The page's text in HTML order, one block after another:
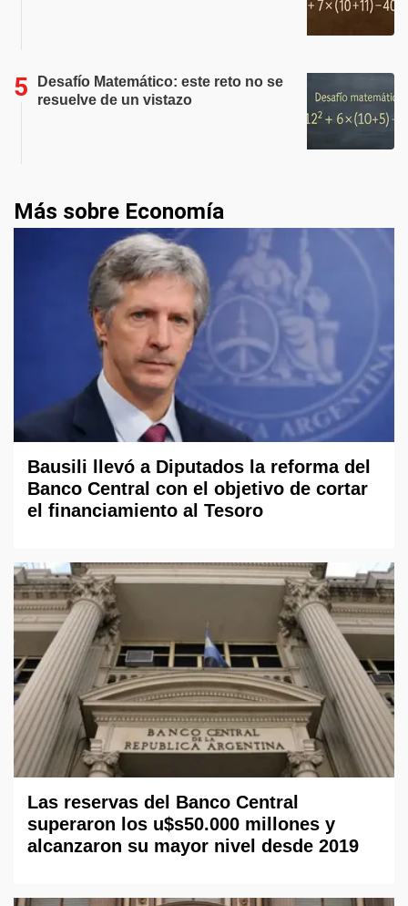
Desafío Matemático: este reto no se
resuelve de un vistazo
Más sobre Economía
Bausili llevó a Diputados la reforma del
Banco Central con el objetivo de cortar
el financiamiento al Tesoro
Las reservas del Banco Central
superaron los u$s50.000 millones y
alcanzaron su mayor nivel desde 2019